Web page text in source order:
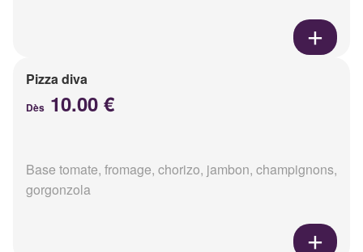
Pizza diva
Dès 10.00 €
Base tomate, fromage, chorizo, jambon, champignons,
gorgonzola